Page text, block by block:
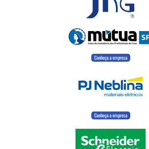
Conheça a empresa
Conheça a empresa